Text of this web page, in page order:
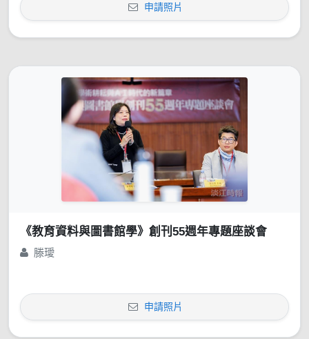
申請照片
《教育資料與圖書館學》創刊55週年專題座談會
滕璦
申請照片